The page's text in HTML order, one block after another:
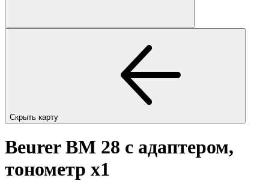
Скрыть карту
Beurer BM 28 с адаптером,
тонометр x1